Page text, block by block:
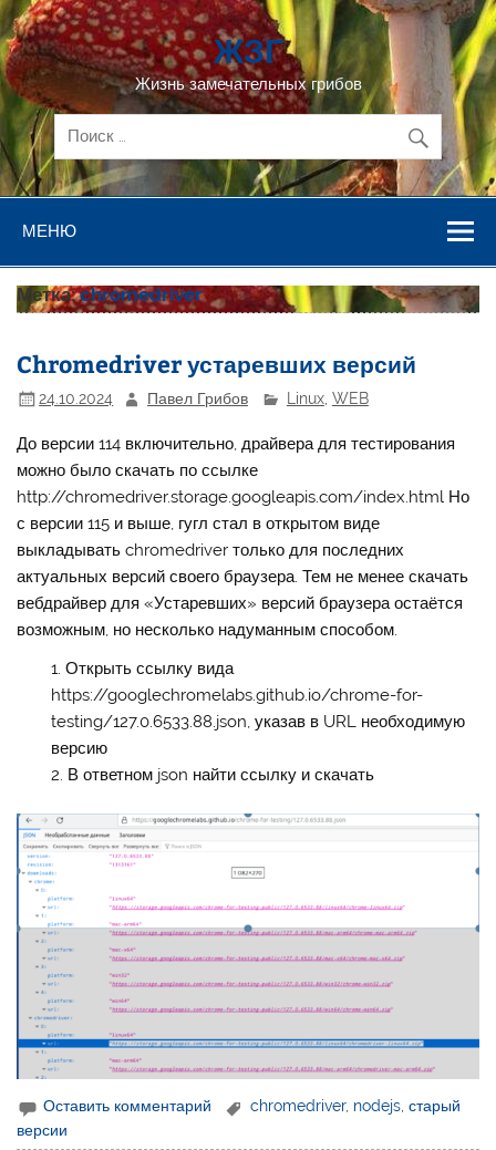
Перейти
к
содержимому
ЖЗГ
Жизнь замечательных грибов
МЕНЮ
Метка:chromedriver
Chromedriver устаревших версий
24.10.2024 Павел Грибов Linux, WEB
До версии 114 включительно, драйвера для тестирования
можно было скачать по ссылке
http://chromedriver.storage.googleapis.com/index.html Но
с версии 115 и выше, гугл стал в открытом виде
выкладывать chromedriver только для последних
актуальных версий своего браузера. Тем не менее скачать
вебдрайвер для «Устаревших» версий браузера остаётся
возможным, но несколько надуманным способом.
Открыть ссылку вида
https://googlechromelabs.github.io/chrome-for-
testing/127.0.6533.88.json, указав в URL необходимую
версию
В ответном json найти ссылку и скачать
Оставить комментарий chromedriver, nodejs ,старый
версии